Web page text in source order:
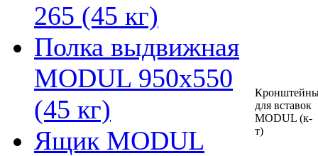
265 (45 кг)
Полка выдвижная
MODUL 950х550
(45 кг)
Ящик MODUL
для вставок
MODUL (к-
т)